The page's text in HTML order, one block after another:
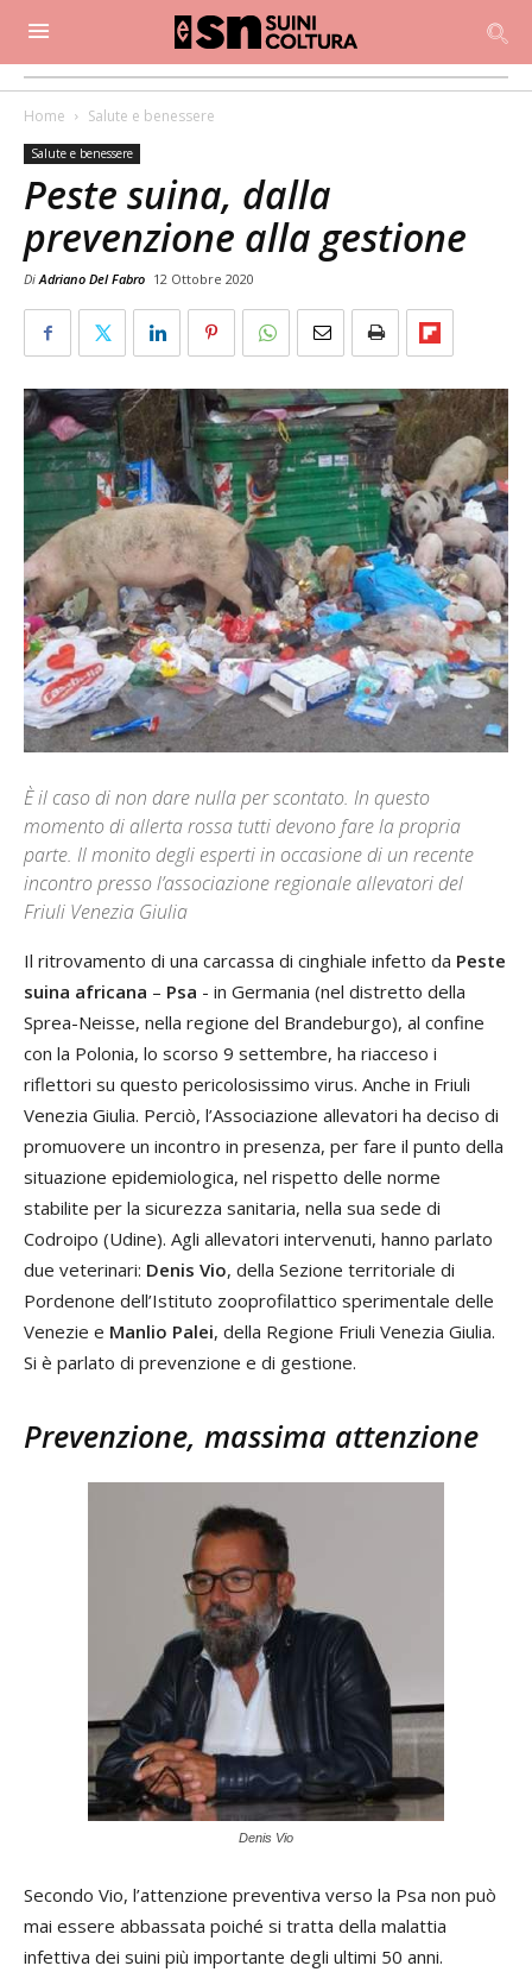
Home Salute e benessere
Salute e benessere
Peste suina, dalla
prevenzione alla gestione
DiAdriano Del Fabro 12 Ottobre 2020
È il caso di non dare nulla per scontato. In questo
momento di allerta rossa tutti devono fare la propria
parte. Il monito degli esperti in occasione di un recente
incontro presso l’associazione regionale allevatori del
Friuli Venezia Giulia
Il ritrovamento di una carcassa di cinghiale infetto da Peste
suina africana – Psa - in Germania (nel distretto della
Sprea-Neisse, nella regione del Brandeburgo), al confine
con la Polonia, lo scorso 9 settembre, ha riacceso i
riflettori su questo pericolosissimo virus. Anche in Friuli
Venezia Giulia. Perciò, l’Associazione allevatori ha deciso di
promuovere un incontro in presenza, per fare il punto della
situazione epidemiologica, nel rispetto delle norme
stabilite per la sicurezza sanitaria, nella sua sede di
Codroipo (Udine). Agli allevatori intervenuti, hanno parlato
due veterinari: Denis Vio, della Sezione territoriale di
Pordenone dell’Istituto zooprofilattico sperimentale delle
Venezie e Manlio Palei, della Regione Friuli Venezia Giulia.
Si è parlato di prevenzione e di gestione.
Prevenzione, massima attenzione
Denis Vio
Secondo Vio, l’attenzione preventiva verso la Psa non può
mai essere abbassata poiché si tratta della malattia
infettiva dei suini più importante degli ultimi 50 anni.